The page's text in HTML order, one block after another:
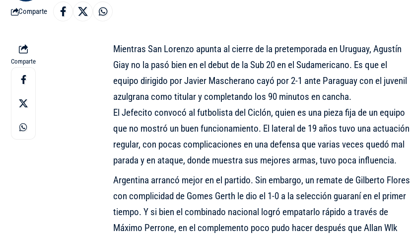
Comparte
Comparte
Mientras San Lorenzo apunta al cierre de la pretemporada en Uruguay, Agustín
Giay no la pasó bien en el debut de la Sub 20 en el Sudamericano. Es que el
equipo dirigido por Javier Mascherano cayó por 2-1 ante Paraguay con el juvenil
azulgrana como titular y completando los 90 minutos en cancha.
El Jefecito convocó al futbolista del Ciclón, quien es una pieza fija de un equipo
que no mostró un buen funcionamiento. El lateral de 19 años tuvo una actuación
regular, con pocas complicaciones en una defensa que varias veces quedó mal
parada y en ataque, donde muestra sus mejores armas, tuvo poca influencia.
Argentina arrancó mejor en el partido. Sin embargo, un remate de Gilberto Flores
con complicidad de Gomes Gerth le dio el 1-0 a la selección guaraní en el primer
tiempo. Y si bien el combinado nacional logró empatarlo rápido a través de
Máximo Perrone, en el complemento poco pudo hacer después que Allan Wlk